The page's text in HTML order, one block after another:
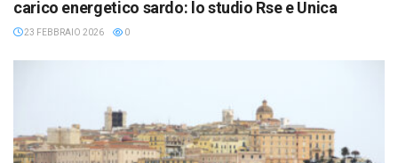
carico energetico sardo: lo studio Rse e Unica
23 FEBBRAIO 2026 0